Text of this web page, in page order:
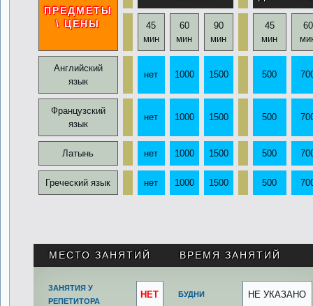
ПРЕДМЕТЫ
\ ЦЕНЫ
45
мин
60
мин
90
мин
45
мин
60
Английский
язык
нет 1000 1500 500
Французский
язык
нет 1000 1500 500
Латынь нет 1000 1500 500
Греческий язык нет 1000 1500 500
МЕСТО ЗАНЯТИЙ ВРЕМЯ ЗАНЯТИЙ
ЗАНЯТИЯ У
РЕПЕТИТОРА
НЕТ БУДНИ НЕ УКАЗАНО